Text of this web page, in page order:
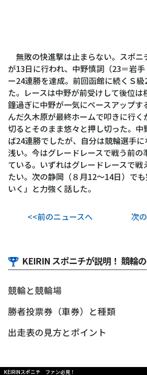
無敗の快進撃は止まらない。スポ
が13日に行われ、中野慎詞（23＝岩
ー24連勝を達成。前回函館に続くＳ
た。レースは中野が前受けして後位
鐘過ぎに中野が一気にペースアップす
んだ久木原が最終ホームで叩きに行
切るとそのまま悠々と押し切った。中
ば24連勝でしたが、自分は競輪選手
浅い。今はグレードレースで戦う前の
ている。いずれはグレードレースで戦
たい。次の静岡（８月12～14日）で
いく」と力強く話した。
<<前のニュースへ 次
KEIRIN スポニチが説明！ 競輪
競輪と競輪場
勝者投票券（車券）と種類
出走表の見方とポイント
KEIRINスポニチ ファン必見！